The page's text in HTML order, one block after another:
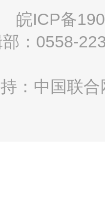
皖ICP备
：0558-
：中国联